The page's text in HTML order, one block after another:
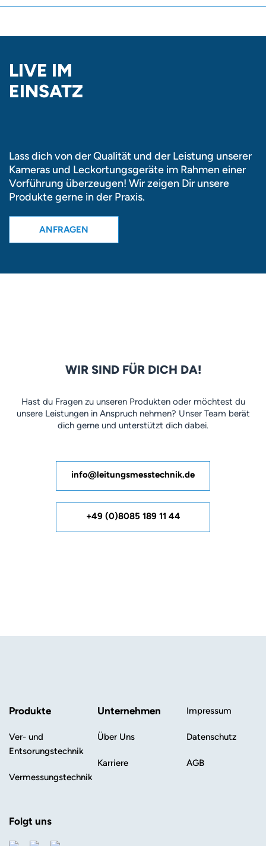
LIVE IM
EINSATZ
Lass dich von der Qualität und der Leistung unserer
Kameras und Leckortungsgeräte im Rahmen einer
Vorführung überzeugen! Wir zeigen Dir unsere
Produkte gerne in der Praxis.
WIR SIND FÜR DICH DA!
Hast du Fragen zu unseren Produkten oder möchtest du
unsere Leistungen in Anspruch nehmen? Unser Team berät
dich gerne und unterstützt dich dabei.
info@leitungsmesstechnik.de
+49 (0)8085 189 11 44
Produkte
Ver- und
Entsorungstechnik
Vermessungstechnik
Unternehmen
Über Uns
Karriere
Impressum
Datenschutz
AGB
Folgt uns